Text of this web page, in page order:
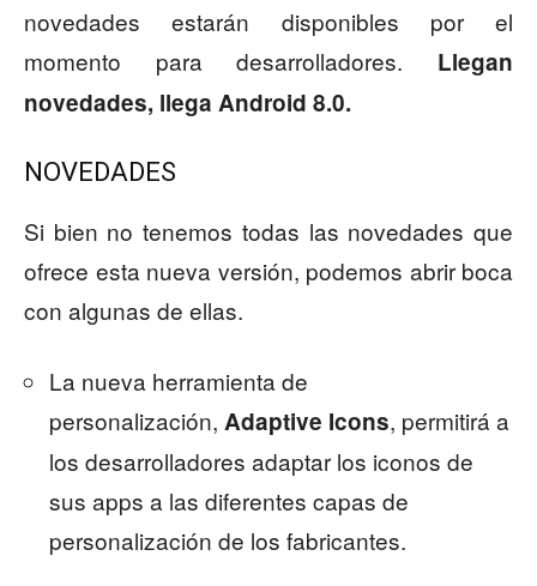
novedades estarán disponibles por el
momento para desarrolladores. Llegan
novedades, llega Android 8.0.
NOVEDADES
Si bien no tenemos todas las novedades que
ofrece esta nueva versión, podemos abrir boca
con algunas de ellas.
La nueva herramienta de
personalización, Adaptive Icons, permitirá a
los desarrolladores adaptar los iconos de
sus apps a las diferentes capas de
personalización de los fabricantes.